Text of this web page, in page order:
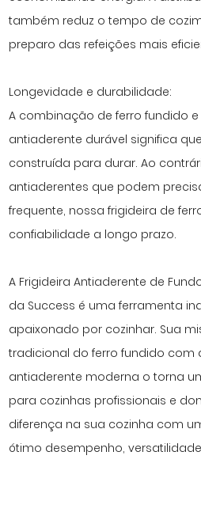
também reduz o tempo de
preparo das refeições mais
Longevidade e durabilidade:
A combinação de ferro fundido
antiaderente durável significa
construída para durar. Ao
antiaderentes que podem
frequente, nossa frigideira de
confiabilidade a longo prazo.
A Frigideira Antiaderente de
da Success é uma ferramenta
apaixonado por cozinhar. Sua
tradicional do ferro fundido com
antiaderente moderna o torna
para cozinhas profissionais e
diferença na sua cozinha com
ótimo desempenho,